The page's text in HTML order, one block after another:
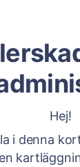
Hej!
i denna